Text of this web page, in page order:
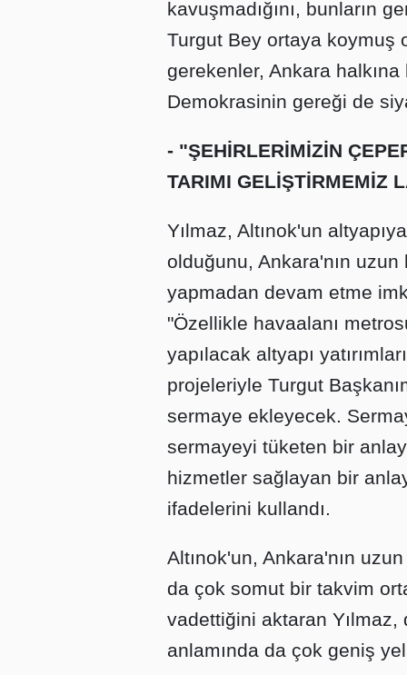
kavuşmadığını, bunların
Turgut Bey ortaya koymuş
gerekenler, Ankara
Demokrasinin gereği de
- "ŞEHİRLERİMİZİN
TARIMI GELİŞTİRMEMİZ
Yılmaz, Altınok'un
olduğunu, Ankara'nın uzun
yapmadan devam etme
"Özellikle havaalanı
yapılacak altyapı
projeleriyle Turgut
sermaye ekleyecek.
sermayeyi tüketen bir
hizmetler sağlayan bir
ifadelerini kullandı.
Altınok'un, Ankara'nın
da çok somut bir takvim
vadettiğini aktaran
anlamında da çok geniş